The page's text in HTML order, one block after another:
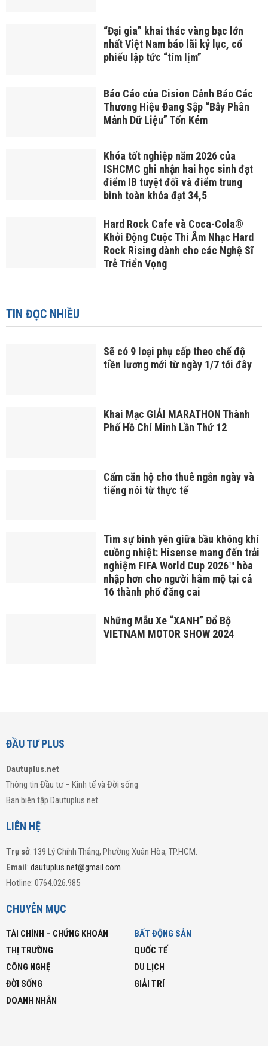
“Đại gia” khai thác vàng bạc lớn
nhất Việt Nam báo lãi kỷ lục, cổ
phiếu lập tức “tím lịm”
Báo Cáo của Cision Cảnh Báo Các
Thương Hiệu Đang Sập “Bẫy Phân
Mảnh Dữ Liệu” Tốn Kém
Khóa tốt nghiệp năm 2026 của
ISHCMC ghi nhận hai học sinh đạt
điểm IB tuyệt đối và điểm trung
bình toàn khóa đạt 34,5
Hard Rock Cafe và Coca-Cola®
Khởi Động Cuộc Thi Âm Nhạc Hard
Rock Rising dành cho các Nghệ Sĩ
Trẻ Triển Vọng
TIN ĐỌC NHIỀU
Sẽ có 9 loại phụ cấp theo chế độ
tiền lương mới từ ngày 1/7 tới đây
Khai Mạc GIẢI MARATHON Thành
Phố Hồ Chí Minh Lần Thứ 12
Cấm căn hộ cho thuê ngắn ngày và
tiếng nói từ thực tế
Tìm sự bình yên giữa bầu không khí
cuồng nhiệt: Hisense mang đến trải
nghiệm FIFA World Cup 2026™ hòa
nhập hơn cho người hâm mộ tại cả
16 thành phố đăng cai
Những Mẫu Xe “XANH” Đổ Bộ
VIETNAM MOTOR SHOW 2024
ĐẦU TƯ PLUS
Dautuplus.net
Thông tin Đầu tư – Kinh tế và Đời sống
Ban biên tập Dautuplus.net
LIÊN HỆ
Trụ sở: 139 Lý Chính Thắng, Phường Xuân Hòa, TP.HCM.
Email: dautuplus.net@gmail.com
Hotline: 0764.026.985
CHUYÊN MỤC
TÀI CHÍNH – CHỨNG KHOÁN
BẤT ĐỘNG SẢN
THỊ TRƯỜNG
QUỐC TẾ
CÔNG NGHỆ
DU LỊCH
ĐỜI SỐNG
GIẢI TRÍ
DOANH NHÂN